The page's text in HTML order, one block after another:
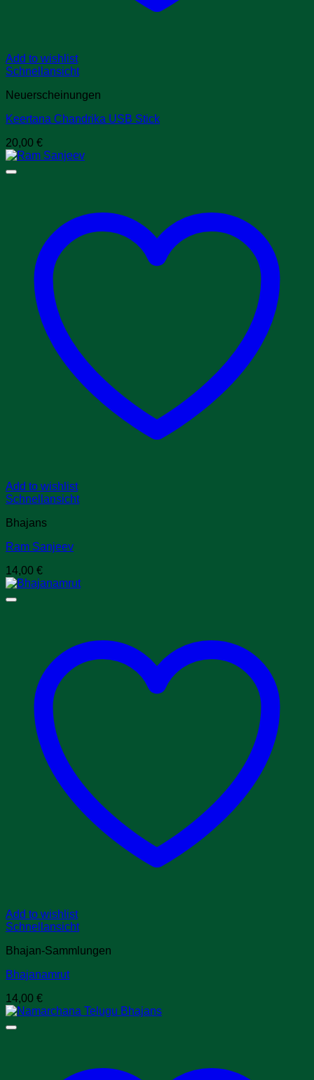
Add to wishlist
Schnellansicht
Neuerscheinungen
Keertana Chandrika USB Stick
20,00 €
Add to wishlist
Schnellansicht
Bhajans
Ram Sanjeev
14,00 €
Add to wishlist
Schnellansicht
Bhajan-Sammlungen
Bhajanamrut
14,00 €